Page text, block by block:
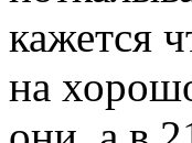
кажется
на